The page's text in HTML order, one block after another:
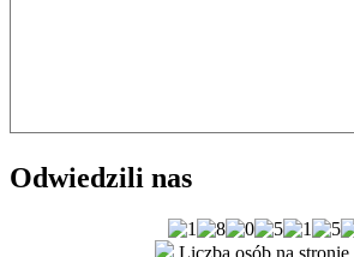
Odwiedzili nas
Liczba osób na stronie